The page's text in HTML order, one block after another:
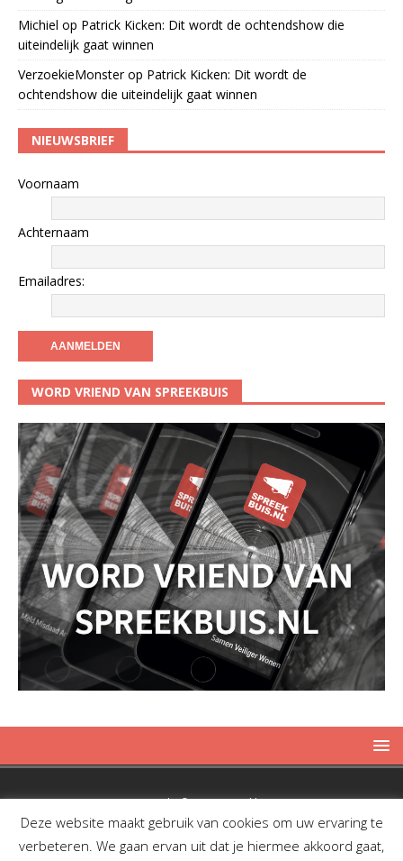
Michiel op Patrick Kicken: Dit wordt de ochtendshow die
uiteindelijk gaat winnen
VerzoekieMonsterop Patrick Kicken: Dit wordt de
ochtendshow die uiteindelijk gaat winnen
NIEUWSBRIEF
Voornaam
Achternaam
Emailadres:
WORD VRIEND VAN SPREEKBUIS
Copyright © 2019 Spreekbuis
Deze website maakt gebruik van cookies om uw ervaring te
verbeteren. We gaan ervan uit dat je hiermee akkoord gaat,